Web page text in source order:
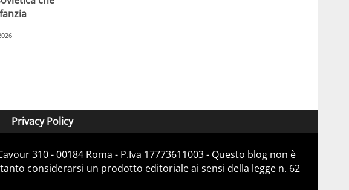
Privacy Policy
310 - 00184 Roma - P.Iva 17773611003 - Questo blog non è
considerarsi un prodotto editoriale ai sensi della legge n. 62